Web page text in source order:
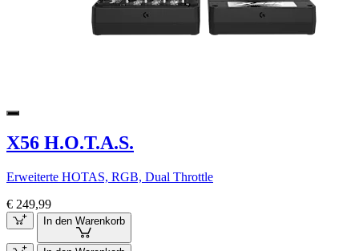
X56 H.O.T.A.S.
Erweiterte HOTAS, RGB, Dual Throttle
€ 249,99
In den Warenkorb